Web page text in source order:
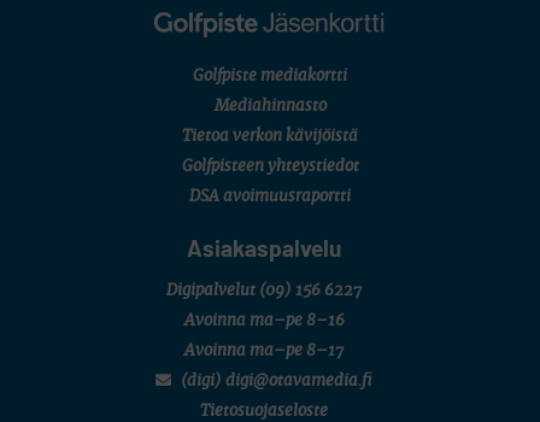
Kivitippu Classic Invitational 2026
SM-reikäpeli (M50/Kymen Golf)
7 (U18 ja U21/pojat/Tahko)
Golfpiste mediakortti
Mediahinnasto
Tietoa verkon kävijöistä
Golfpisteen yhteystiedot
DSA avoimuusraportti
Asiakaspalvelu
Digipalvelut (09) 156 6227
Avoinna ma–pe 8–16
Avoinna ma–pe 8–17
(digi) digi@otavamedia.fi
Tietosuojaseloste